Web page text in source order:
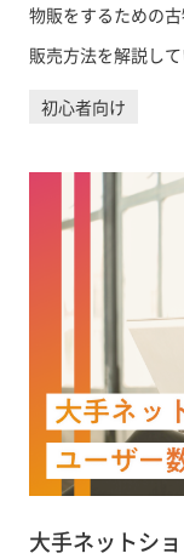
物販をするための
販売方法を解説して
初心者向け
大手ネットシ